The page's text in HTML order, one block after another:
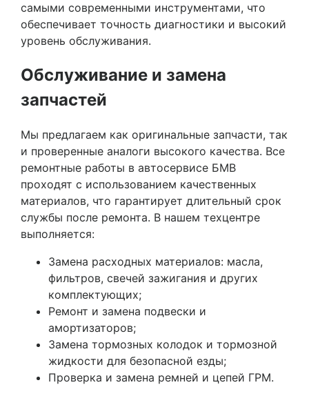
самыми современными инструментами, что
обеспечивает точность диагностики и высокий
уровень обслуживания.
Обслуживание и замена
запчастей
Мы предлагаем как оригинальные запчасти, так
и проверенные аналоги высокого качества. Все
ремонтные работы в автосервисе БМВ
проходят с использованием качественных
материалов, что гарантирует длительный срок
службы после ремонта. В нашем техцентре
выполняется:
Замена расходных материалов: масла,
фильтров, свечей зажигания и других
комплектующих;
Ремонт и замена подвески и
амортизаторов;
Замена тормозных колодок и тормозной
жидкости для безопасной езды;
Проверка и замена ремней и цепей ГРМ.